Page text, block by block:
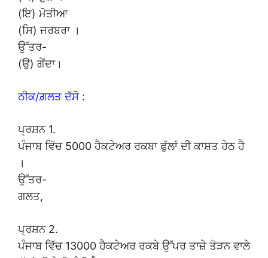
(ਇ) ਮੋਤੀਆ
(ਸਿ) ਜਰਬਰਾ ।
ਉੱਤਰ-
(ਉ) ਗੇਂਦਾ।
ਠੀਕ/ਗ਼ਲਤ ਦੱਸੋ :
ਪ੍ਰਸ਼ਨ 1.
ਪੰਜਾਬ ਵਿੱਚ 5000 ਹੈਕਟੇਅਰ ਰਕਬਾ ਫੁੱਲਾਂ ਦੀ ਕਾਸ਼ਤ ਹੇਠ ਹੈ
।
ਉੱਤਰ-
ਗਲਤ,
ਪ੍ਰਸ਼ਨ 2.
ਪੰਜਾਬ ਵਿੱਚ 13000 ਹੈਕਟੇਅਰ ਰਕਬੇ ਉੱਪਰ ਤਾਜ਼ੇ ਤੋੜਨ ਵਾਲੇ